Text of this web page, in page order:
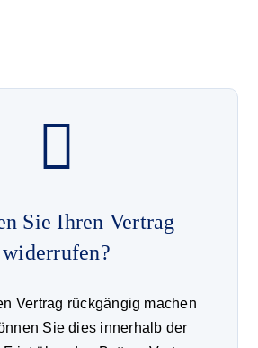
Sie Ihren Vertrag
widerrufen?
Vertrag rückgängig machen
Sie dies innerhalb der